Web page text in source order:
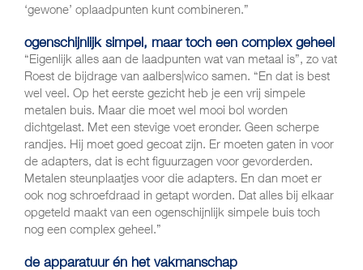
‘gewone’ oplaadpunten kunt combineren.”
ogenschijnlijk simpel, maar toch een complex geheel
“Eigenlijk alles aan de laadpunten wat van metaal is”, zo vat
Roest de bijdrage van aalbers|wico samen. “En dat is best
wel veel. Op het eerste gezicht heb je een vrij simpele
metalen buis. Maar die moet wel mooi bol worden
dichtgelast. Met een stevige voet eronder. Geen scherpe
randjes. Hij moet goed gecoat zijn. Er moeten gaten in voor
de adapters, dat is echt figuurzagen voor gevorderden.
Metalen steunplaatjes voor die adapters. En dan moet er
ook nog schroefdraad in getapt worden. Dat alles bij elkaar
opgeteld maakt van een ogenschijnlijk simpele buis toch
nog een complex geheel.”
de apparatuur én het vakmanschap